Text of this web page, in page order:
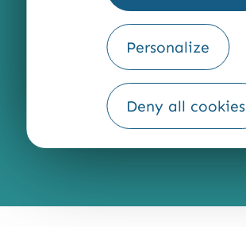
Personalize
Deny all cookies
Fourni par
Traduction